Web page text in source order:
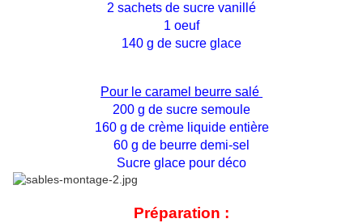
2 sachets de sucre vanillé
1 oeuf
140 g de sucre glace
Pour le caramel beurre salé
200 g de sucre semoule
160 g de crème liquide entière
60 g de beurre demi-sel
Sucre glace pour déco
Préparation :